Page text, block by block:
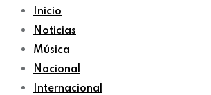
Inicio
Noticias
Música
Nacional
Internacional